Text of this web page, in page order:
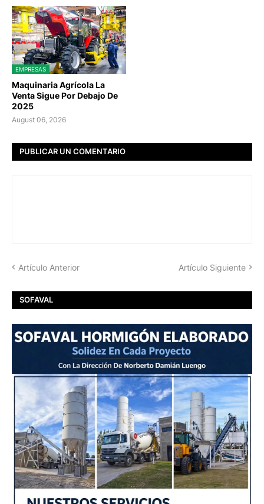
EMPRESAS
Maquinaria Agrícola La
Venta Sigue Por Debajo De
2025
August 06, 2026
PUBLICAR UN COMENTARIO
Artículo Anterior Artículo Siguiente
SOFAVAL